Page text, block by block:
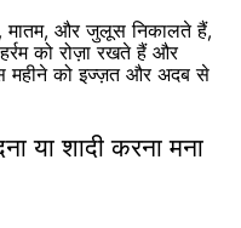
मातम, और जुलूस निकालते हैं,
को रोज़ा रखते हैं और
महीने को इज्ज़त और अदब से
या शादी करना मना